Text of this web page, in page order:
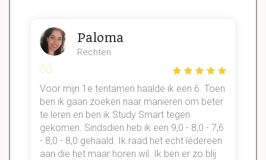
Paloma
Rechten
Voor mijn 1e tentamen haalde ik een 6. Toen
ben ik gaan zoeken naar manieren om beter
te leren en ben ik Study Smart tegen
gekomen. Sindsdien heb ik een 9,0 - 8,0 - 7,6
- 8,0 - 8,0 gehaald. Ik raad het echt íédereen
aan die het maar horen wil. Ik ben er zo blij